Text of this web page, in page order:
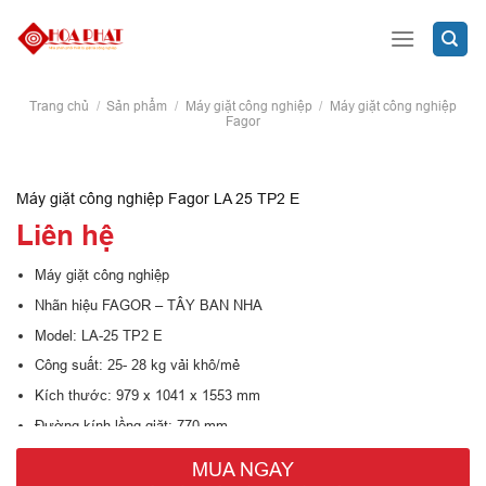
Trang chủ / Sản phẩm / Máy giặt công nghiệp / Máy giặt công nghiệp
Fagor
Máy giặt công nghiệp Fagor LA 25 TP2 E
Liên hệ
Máy giặt công nghiệp
Nhãn hiệu FAGOR – TÂY BAN NHA
Model: LA-25 TP2 E
Công suất: 25- 28 kg vải khô/mẻ
Kích thước: 979 x 1041 x 1553 mm
Đường kính lồng giặt: 770 mm
MUA NGAY